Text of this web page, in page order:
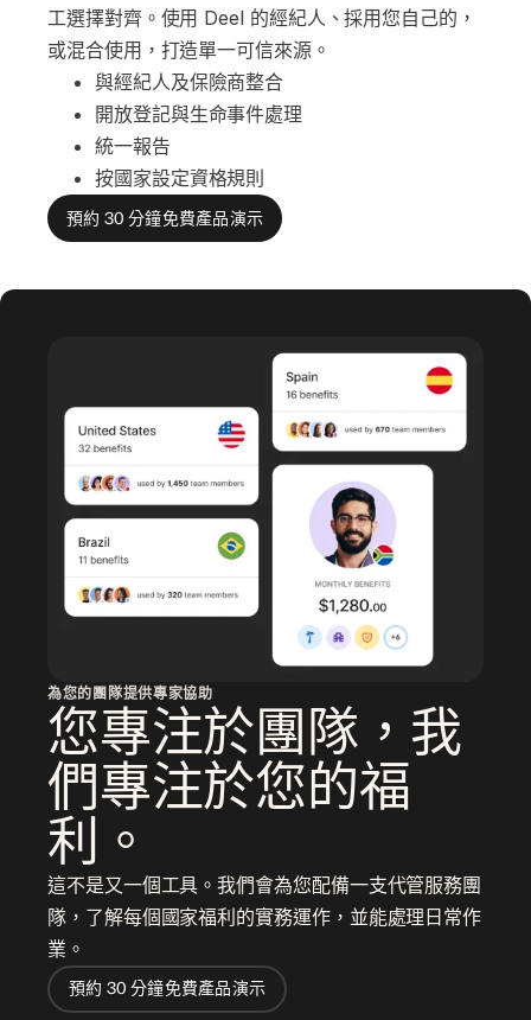
工選擇對齊。使用 Deel 的經紀人、採用您自己的，
或混合使用，打造單一可信來源。
與經紀人及保險商整合
開放登記與生命事件處理
統一報告
按國家設定資格規則
預約 30 分鐘免費產品演示
為您的團隊提供專家協助
您專注於團隊，我
們專注於您的福
利。
這不是又一個工具。我們會為您配備一支代管服務團
隊，了解每個國家福利的實務運作，並能處理日常作
業。
預約 30 分鐘免費產品演示